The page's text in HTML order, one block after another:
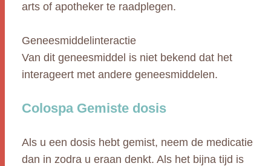
arts of apotheker te raadplegen.
Geneesmiddelinteractie
Van dit geneesmiddel is niet bekend dat het
interageert met andere geneesmiddelen.
Colospa Gemiste dosis
Als u een dosis hebt gemist, neem de medicatie
dan in zodra u eraan denkt. Als het bijna tijd is